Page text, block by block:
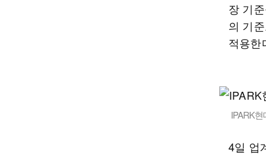
장 기
의 기
적용한
IPARK
4일 업